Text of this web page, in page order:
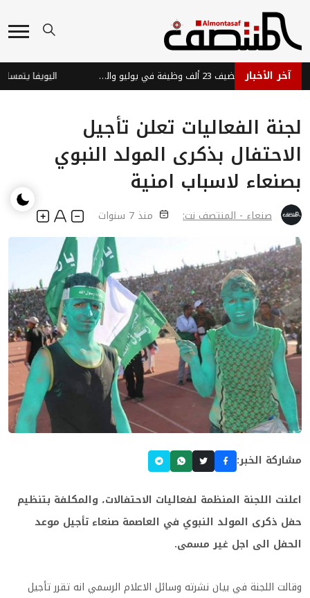
آخر الأخبار الاقتصاد الأمريكي يضيف 23 ألف وظيفة في يوليو والبطالة تتراجع إلى 4.1% اليويفا يتمسك
لجنة الفعاليات تعلن تأجيل
الاحتفال بذكرى المولد النبوي
بصنعاء لاسباب امنية
صنعاء - المنتصف نت: منذ 7 سنوات
مشاركة الخبر:
اعلنت اللجنة المنظمة لفعاليات الاحتفالات، والمكلفة بتنظيم
حفل ذكرى المولد النبوي في العاصمة صنعاء تأجيل موعد
الحفل الى اجل غير مسمى.
وقالت اللجنة في بيان نشرته وسائل الاعلام الرسمي انه تقرر تأجيل